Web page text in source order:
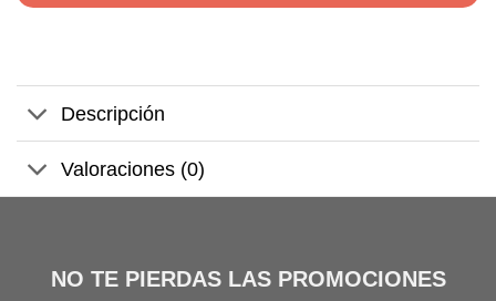
Descripción
Valoraciones (0)
NO TE PIERDAS LAS PROMOCIONES